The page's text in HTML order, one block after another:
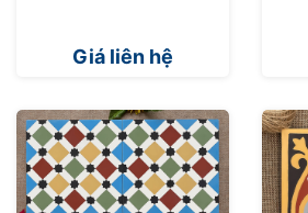
Giá liên hệ